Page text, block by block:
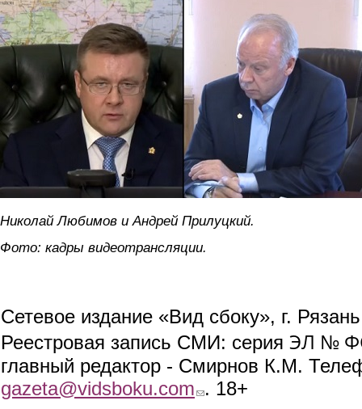
priluckiy.jpg
Николай Любимов и Андрей Прилуцкий.
Фото: кадры видеотрансляции.
Сетевое издание «Вид сбоку», г.
Реестровая запись СМИ: серия ЭЛ №
главный редактор - Смирнов К.М.
gazeta@vidsboku.com (link sends e-mail)
. 18+